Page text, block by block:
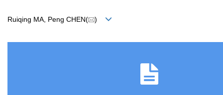
Ruiqing MA, Peng CHEN( )